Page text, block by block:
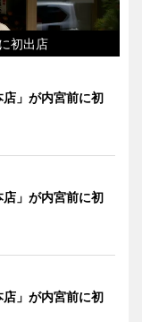
初出店
」が内宮前に初
」が内宮前に初
」が内宮前に初